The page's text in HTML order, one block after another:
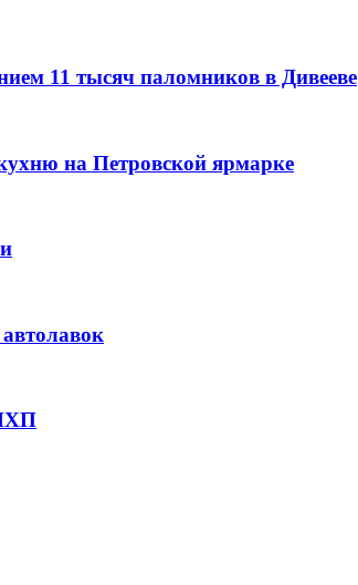
11 тысяч паломников в Дивееве
на Петровской ярмарке